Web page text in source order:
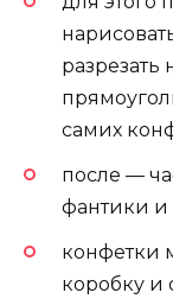
самих
после —
фантики и
конфетки
коробку и